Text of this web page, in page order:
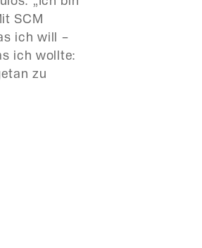
SCM
ich will –
ich wollte:
zu